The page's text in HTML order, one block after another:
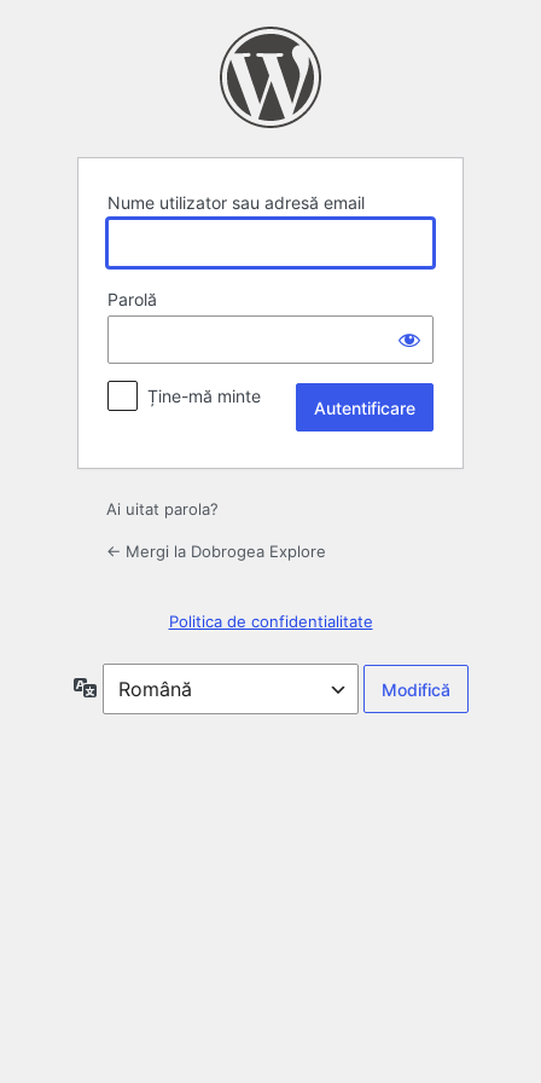
Nume utilizator sau adresă email
Parolă
Ține-mă minte
Ai uitat parola?
← Mergi la Dobrogea Explore
Politica de confidentialitate
Limbă